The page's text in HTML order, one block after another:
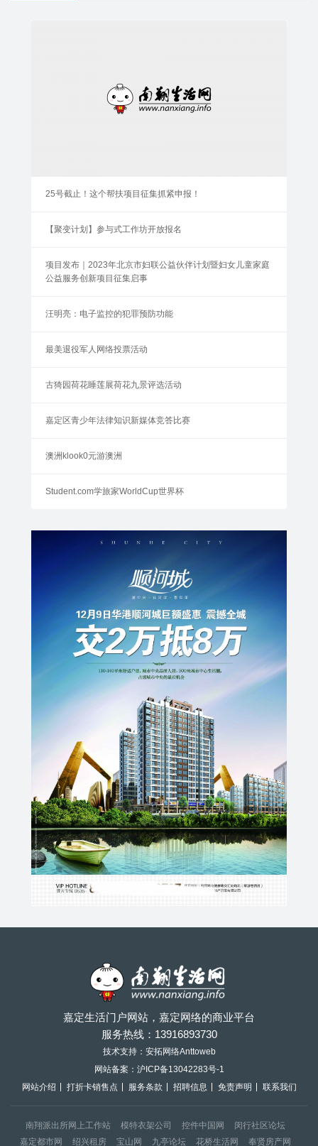
25号截止！这个帮扶项目征集抓紧申报！
【聚变计划】参与式工作坊开放报名
项目发布｜2023年北京市妇联公益伙伴计划暨妇女儿童家庭
公益服务创新项目征集启事
汪明亮：电子监控的犯罪预防功能
最美退役军人网络投票活动
古猗园荷花睡莲展荷花九景评选活动
嘉定区青少年法律知识新媒体竞答比赛
澳洲klook0元游澳洲
Student.com学旅家WorldCup世界杯
嘉定生活门户网站，嘉定网络的商业平台
服务热线： 13916893730
技术支持：安拓网络Anttoweb
网站备案： 沪ICP备13042283号-1
网站介绍
打折卡销售点 服务条款 招聘信息 免责声明 联系我们
南翔派出所网上工作站 模特衣架公司 控件中国网
闵行社区论坛
嘉定都市网
绍兴租房 宝山网 九亭论坛 花桥生活网 奉贤房产网